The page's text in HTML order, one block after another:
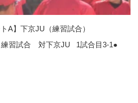
トA】下京JU（練習試合）
練習試合 対下京JU 1試合目3-1●